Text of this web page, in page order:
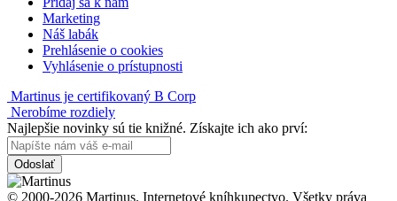
Marketing
Náš labák
Prehlásenie o cookies
Vyhlásenie o prístupnosti
Martinus je certifikovaný B Corp
Nerobíme rozdiely
Najlepšie novinky sú tie knižné. Získajte ich ako prví:
Odoslať
© 2000-2026 Martinus. Internetové kníhkupectvo. Všetky práva